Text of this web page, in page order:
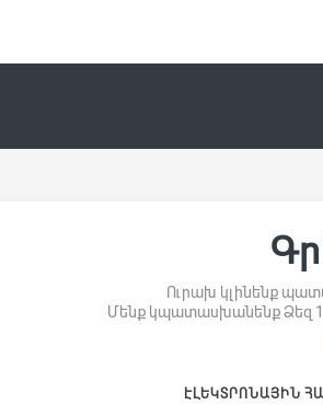
Ուրախ կլինենք
Մենք կպատասխանենք Ձեզ
ԷԼԵԿՏՐՈՆԱՅԻՆ